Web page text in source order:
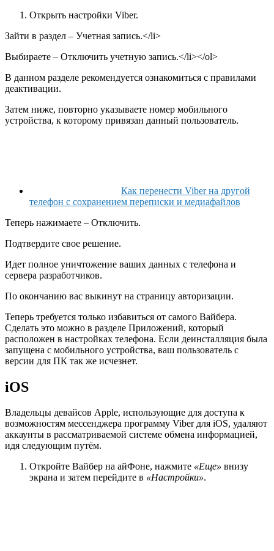
Открыть настройки Viber.
Зайти в раздел – Учетная запись.</li>
Выбираете – Отключить учетную запись.</li></ol>
В данном разделе рекомендуется ознакомиться с правилами
деактивации.
Затем ниже, повторно указываете номер мобильного
устройства, к которому привязан данный пользователь.
Как перенести Viber на другой
телефон с сохранением переписки и медиафайлов
Теперь нажимаете – Отключить.
Подтвердите свое решение.
Идет полное уничтожение ваших данных с телефона и
сервера разработчиков.
По окончанию вас выкинут на страницу авторизации.
Теперь требуется только избавиться от самого Вайбера.
Сделать это можно в разделе Приложений, который
расположен в настройках телефона. Если деинсталляция была
запущена с мобильного устройства, ваш пользователь с
версии для ПК так же исчезнет.
iOS
Владельцы девайсов Apple, использующие для доступа к
возможностям мессенджера программу Viber для iOS, удаляют
аккаунты в рассматриваемой системе обмена информацией,
идя следующим путём.
Откройте Вайбер на айФоне, нажмите «Еще» внизу
экрана и затем перейдите в «Настройки».